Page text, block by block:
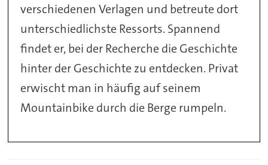
verschiedenen Verlagen und betreute dort
unterschiedlichste Ressorts. Spannend
findet er, bei der Recherche die Geschichte
hinter der Geschichte zu entdecken. Privat
erwischt man in häufig auf seinem
Mountainbike durch die Berge rumpeln.